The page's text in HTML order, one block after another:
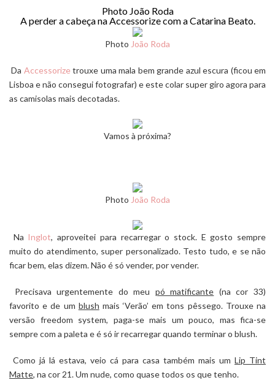
Photo João Roda
A perder a cabeça naAccessorizecom a Catarina Beato.
Photo João Roda
Da Accessorize trouxe uma mala bem grande azul escura (ficou em
Lisboa e não consegui fotografar) e este colar super giro agora para
as camisolas mais decotadas.
Vamos à próxima?
Photo João Roda
Na Inglot, aproveitei para recarregar o stock. E gosto sempre
muito do atendimento, super personalizado. Testo tudo, e se não
ficar bem, elas dizem. Não é só vender, por vender.
Precisava urgentemente do meu pó matificante (na cor 33)
favorito e de um blush mais ‘Verão’ em tons pêssego. Trouxe na
versão freedom system, paga-se mais um pouco, mas fica-se
sempre com a paleta e é só ir recarregar quando terminar o blush.
Como já lá estava, veio cá para casa também mais um Lip Tint
Matte, na cor 21. Um nude, como quase todos os que tenho.